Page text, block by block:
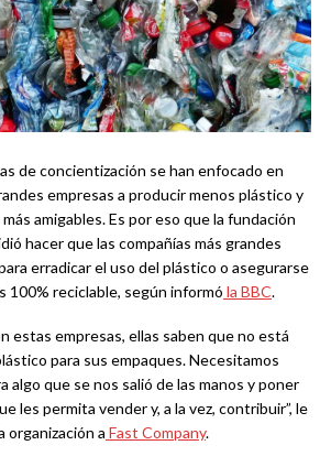
de concientización se han enfocado en
empresas a producir menos plástico y
amigables. Es por eso que la fundación
hacer que las compañías más grandes
erradicar el uso del plástico o asegurarse
100% reciclable, según informó la BBC.
estas empresas, ellas saben que no está
para sus empaques. Necesitamos
algo que se nos salió de las manos y poner
les permita vender y, a la vez, contribuir”, le
organización a Fast Company.